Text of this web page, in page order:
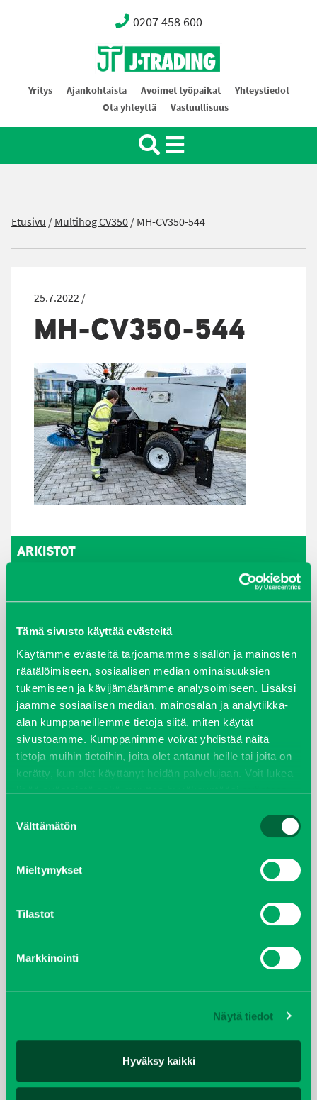
Tämä sivusto käyttää evästeitä
Käytämme evästeitä tarjoamamme sisällön ja mainosten
räätälöimiseen, sosiaalisen median ominaisuuksien
tukemiseen ja kävijämäärämme analysoimiseen. Lisäksi
jaamme sosiaalisen median, mainosalan ja analytiikka-
alan kumppaneillemme tietoja siitä, miten käytät
sivustoamme. Kumppanimme voivat yhdistää näitä
tietoja muihin tietoihin, joita olet antanut heille tai joita on
kerätty, kun olet käyttänyt heidän palvelujaan. Voit lukea
lisää evästeistä sekä muuttaa hyväksyntääsievästeet
valinta
Välttämätön
Mieltymykset
Tilastot
Markkinointi
Näytä tiedot
Hyväksy kaikki
0207 458 600
Oy J-Trading Ab
Yritys Ajankohtaista Avoimet työpaikat
Yhteystiedot
Ota yhteyttä
Vastuullisuus
Etusivu /Multihog CV350/MH-CV350-544
25.7.2022 /
MH-CV350-544
ARKISTOT
syyskuu 2023
joulukuu 2022
huhtikuu 2022
helmikuu 2022
joulukuu 2021
lokakuu 2021
kesäkuu 2021
helmikuu 2019
elokuu 2018